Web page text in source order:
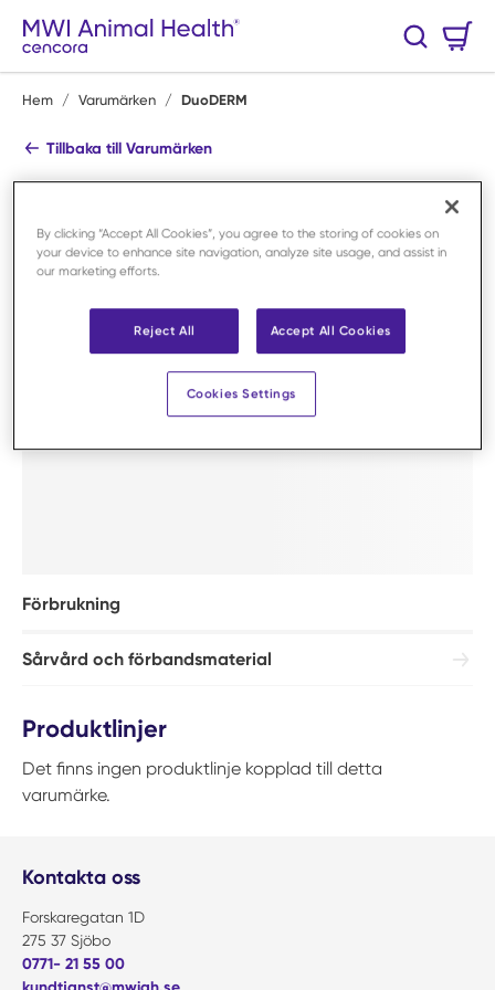
Hoppa till huvudinnehåll
Sök
Hem / Varumärken / DuoDERM
Tillbaka till Varumärken
DuoDERM Handla alla produkter
Handla efter kategori
Förbrukning
Sårvård och förbandsmaterial
Produktlinjer
Det finns ingen produktlinje kopplad till detta
varumärke.
Kontakta oss
Forskaregatan 1D
275 37 Sjöbo
0771- 21 55 00
By clicking “Accept All Cookies”, you agree to the storing of cookies on
your device to enhance site navigation, analyze site usage, and assist in
our marketing efforts.
Reject All Accept All Cookies
Cookies Settings